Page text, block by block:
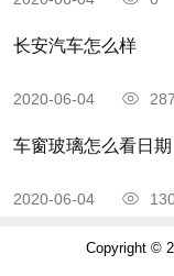
长安汽车怎么样
2020-06-04 287
车窗玻璃怎么看日期
2020-06-04
Copyright ©